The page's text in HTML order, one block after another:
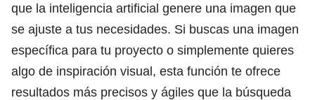
que la inteligencia artificial genere una imagen que
se ajuste a tus necesidades. Si buscas una imagen
específica para tu proyecto o simplemente quieres
algo de inspiración visual, esta función te ofrece
resultados más precisos y ágiles que la búsqueda